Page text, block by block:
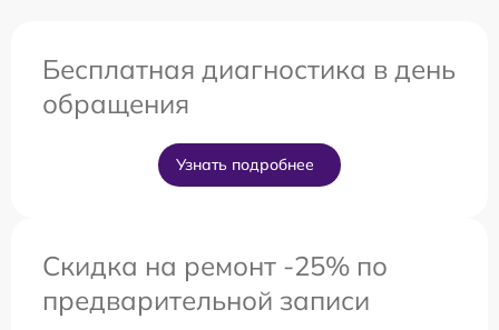
Бесплатная диагностика в день
обращения
Узнать подробнее
Скидка на ремонт -25% по
предварительной записи